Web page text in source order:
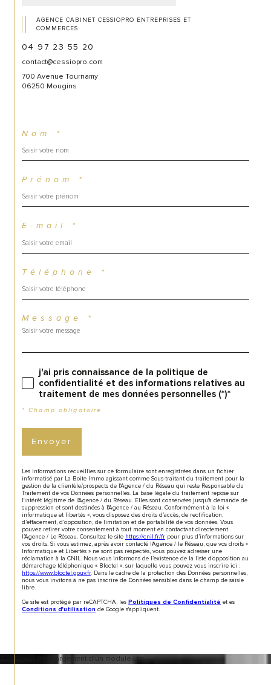
AGENCE CABINET CESSIOPRO ENTREPRISES ET
COMMERCES
04 97 23 55 20
contact@cessiopro.com
700 Avenue Tournamy
06250 Mougins
Nom *
Prénom *
E-mail *
Téléphone *
Message *
j'ai pris connaissance de la politique de
confidentialité et des informations relatives au
traitement de mes données personnelles (*)*
* Champ obligatoire
Envoyer
Les informations recueillies sur ce formulaire sont enregistrées dans un fichier
informatisé par La Boite Immo agissant comme Sous-traitant du traitement pour la
gestion de la clientèle/prospects de l'Agence / du Réseau qui reste Responsable du
Traitement de vos Données personnelles. La base légale du traitement repose sur
l'intérêt légitime de l'Agence / du Réseau. Elles sont conservées jusqu'à demande de
suppression et sont destinées à l'Agence / au Réseau. Conformément à la loi «
informatique et libertés », vous disposez des droits d’accès, de rectification,
d’effacement, d’opposition, de limitation et de portabilité de vos données. Vous
pouvez retirer votre consentement à tout moment en contactant directement
l’Agence / Le Réseau. Consultez le site https://cnil.fr/fr pour plus d’informations sur
vos droits. Si vous estimez, après avoir contacté l'Agence / le Réseau, que vos droits «
Informatique et Libertés » ne sont pas respectés, vous pouvez adresser une
réclamation à la CNIL. Nous vous informons de l’existence de la liste d'opposition au
démarchage téléphonique « Bloctel », sur laquelle vous pouvez vous inscrire ici :
https://www.bloctel.gouv.fr. Dans le cadre de la protection des Données personnelles,
nous vous invitons à ne pas inscrire de Données sensibles dans le champ de saisie
libre.
Ce site est protégé par reCAPTCHA, les Politiques de Confidentialité et es
Conditions d'utilisation de Google s'appliquent.
2 -> Erreur de chargement d'un module /.tpl